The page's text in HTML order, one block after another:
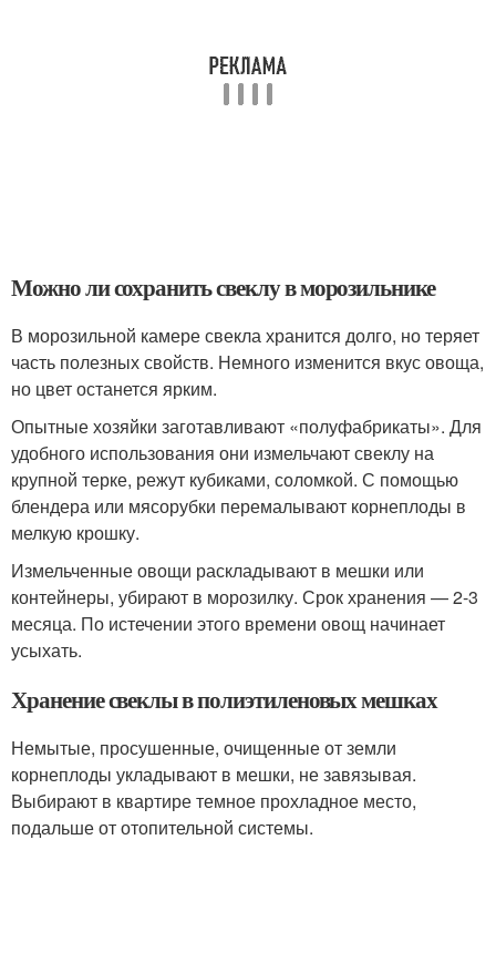
Можно ли сохранить свеклу в морозильнике
В морозильной камере свекла хранится долго, но теряет
часть полезных свойств. Немного изменится вкус овоща,
но цвет останется ярким.
Опытные хозяйки заготавливают «полуфабрикаты». Для
удобного использования они измельчают свеклу на
крупной терке, режут кубиками, соломкой. С помощью
блендера или мясорубки перемалывают корнеплоды в
мелкую крошку.
Измельченные овощи раскладывают в мешки или
контейнеры, убирают в морозилку. Срок хранения — 2-3
месяца. По истечении этого времени овощ начинает
усыхать.
Хранение свеклы в полиэтиленовых мешках
Немытые, просушенные, очищенные от земли
корнеплоды укладывают в мешки, не завязывая.
Выбирают в квартире темное прохладное место,
подальше от отопительной системы.